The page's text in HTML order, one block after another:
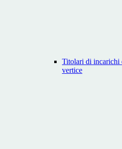
Titolari di incarichi
vertice